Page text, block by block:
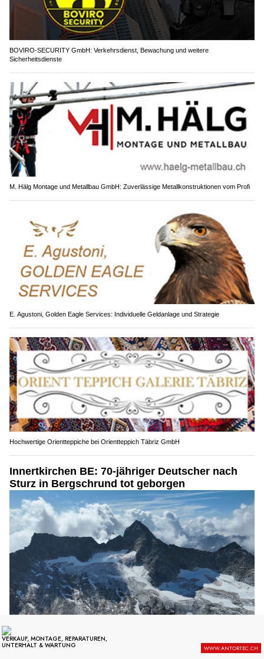
BOVIRO-SECURITY GmbH: Verkehrsdienst, Bewachung und weitere
Sicherheitsdienste
M. Hälg Montage und Metallbau GmbH: Zuverlässige Metallkonstruktionen vom Profi
E. Agustoni, Golden Eagle Services: Individuelle Geldanlage und Strategie
Hochwertige Orientteppiche bei Orientteppich Täbriz GmbH
Innertkirchen BE: 70-jähriger Deutscher nach
Sturz in Bergschrund tot geborgen